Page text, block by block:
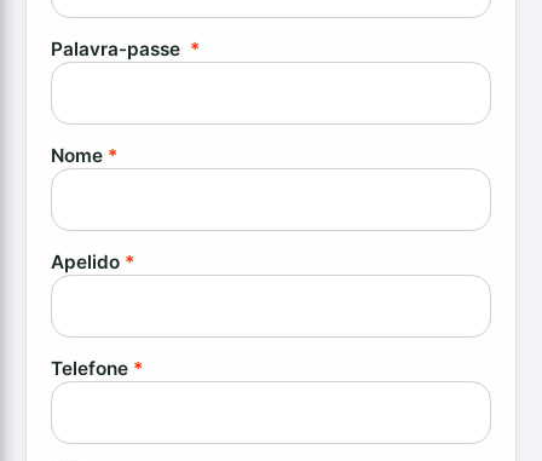
Palavra-passe *
Nome *
Apelido *
Telefone *